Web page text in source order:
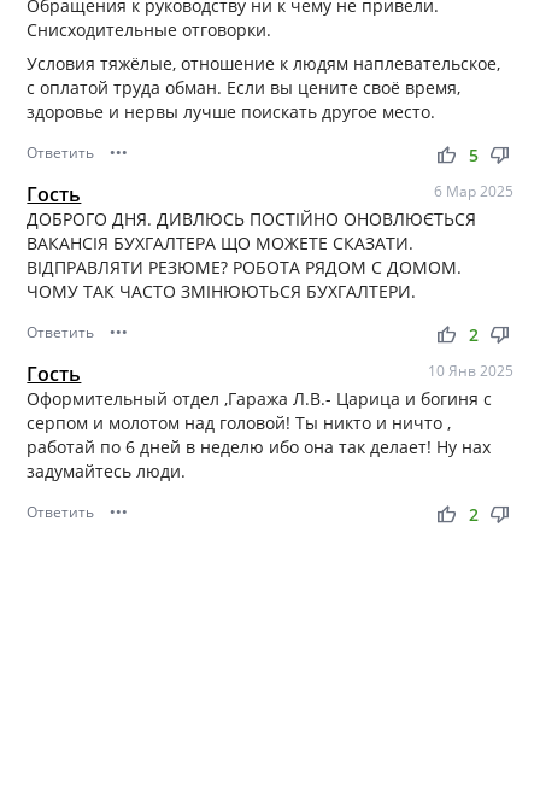
Обращения к руководству ни к чему не привели.
Снисходительные отговорки.
Условия тяжёлые, отношение к людям наплевательское,
с оплатой труда обман. Если вы цените своё время,
здоровье и нервы лучше поискать другое место.
Ответить ••• thumb_up thumb_down
5
Гость 6 Мар 2025
ДОБРОГО ДНЯ. ДИВЛЮСЬ ПОСТІЙНО ОНОВЛЮЄТЬСЯ
ВАКАНСІЯ БУХГАЛТЕРА ЩО МОЖЕТЕ СКАЗАТИ.
ВІДПРАВЛЯТИ РЕЗЮМЕ? РОБОТА РЯДОМ С ДОМОМ.
ЧОМУ ТАК ЧАСТО ЗМІНЮЮТЬСЯ БУХГАЛТЕРИ.
Ответить ••• thumb_up thumb_down
2
Гость 10 Янв 2025
Оформительный отдел ,Гаража Л.В.- Царица и богиня с
серпом и молотом над головой! Ты никто и ничто ,
работай по 6 дней в неделю ибо она так делает! Ну нах
задумайтесь люди.
Ответить ••• thumb_up thumb_down
2